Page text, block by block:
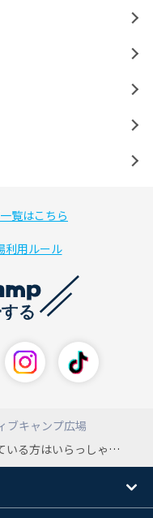
覧はこちら
利用ルール
ブキャンプ広場
カランキッズから受講したいと思っています。